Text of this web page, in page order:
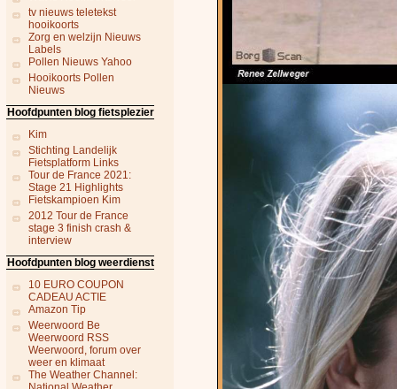
tv nieuws teletekst
hooikoorts
Zorg en welzijn Nieuws
Labels
Pollen Nieuws Yahoo
Hooikoorts Pollen
Nieuws
Hoofdpunten blog fietsplezier
Kim
Stichting Landelijk
Fietsplatform Links
Tour de France 2021:
Stage 21 Highlights
Fietskampioen Kim
2012 Tour de France
stage 3 finish crash &
interview
Hoofdpunten blog weerdienst
10 EURO COUPON
CADEAU ACTIE
Amazon Tip
Weerwoord Be
Weerwoord RSS
Weerwoord, forum over
weer en klimaat
The Weather Channel: